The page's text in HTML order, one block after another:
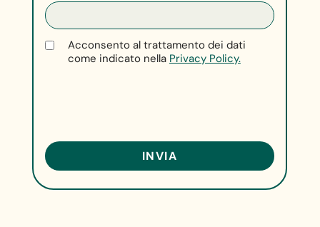
Acconsento al trattamento dei dati
come indicato nella Privacy Policy.